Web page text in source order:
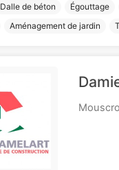
Dalle de béton Égouttage
Aménagement de jardin